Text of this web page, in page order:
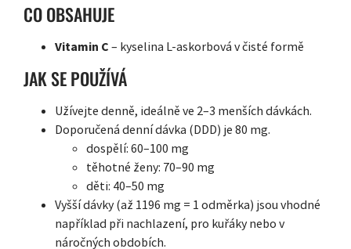
CO OBSAHUJE
Vitamin C – kyselina L-askorbová v čisté formě
JAK SE POUŽÍVÁ
Užívejte denně, ideálně ve 2–3 menších dávkách.
Doporučená denní dávka (DDD) je 80 mg.
dospělí: 60–100 mg
těhotné ženy: 70–90 mg
děti: 40–50 mg
Vyšší dávky (až 1196 mg = 1 odměrka) jsou vhodné
například při nachlazení, pro kuřáky nebo v
náročných obdobích.